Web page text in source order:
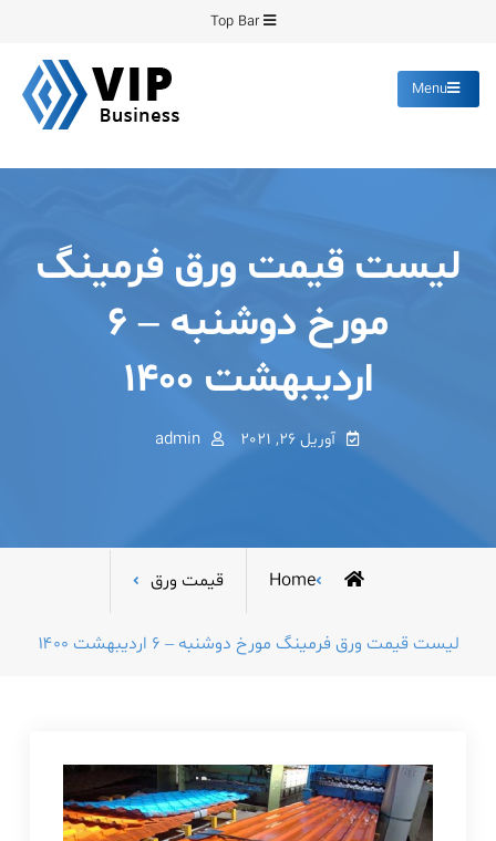
content
Top Bar
Menu
لیست قیمت ورق فرمینگ
مورخ دوشنبه – ۶
اردیبهشت ۱۴۰۰
آوریل 26, 2021 admin
Home قیمت ورق
لیست قیمت ورق فرمینگ مورخ دوشنبه – ۶ اردیبهشت ۱۴۰۰